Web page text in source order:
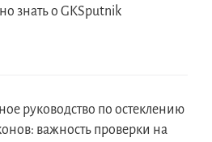
знать о GKSputnik
руководство по остеклению
важность проверки на